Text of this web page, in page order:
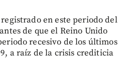
en este periodo del
de que el Reino Unido
recesivo de los últimos
a raíz de la crisis crediticia